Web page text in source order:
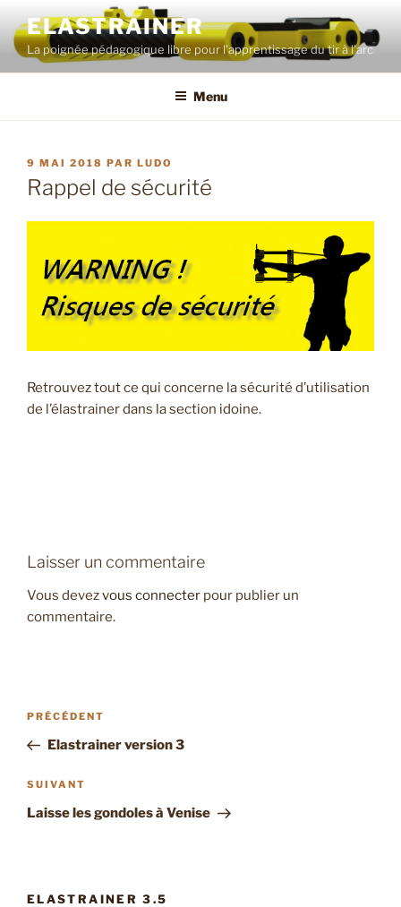
au
contenu
principal
ELASTRAINER
La poignée pédagogique libre pour l'apprentissage du tir à l'arc
Menu
PUBLIÉ
LE
9 MAI 2018 PAR LUDO
Rappel de sécurité
Retrouvez tout ce qui concerne la sécurité d’utilisation
de l’élastrainer dans la section idoine.
Laisser un commentaire
Vous devezvous connecter pour publier un
commentaire.
Navigation
l’article
Article
précédent
PRÉCÉDENT
Elastrainer version 3
Article
suivant
SUIVANT
Laisse les gondoles à Venise
ELASTRAINER 3.5